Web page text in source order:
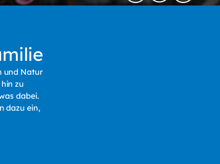
und Natur
zu
dabei.
dazu ein,